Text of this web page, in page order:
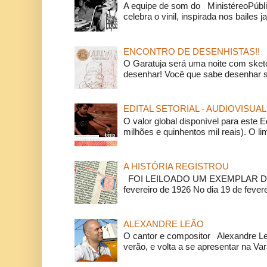
A equipe de som do
celebra o vinil, inspirada nos bailes
ENCONTRO DE DESENHISTAS!!
O Garatuja será uma noite com
desenhar! Você que sabe desenhar
EDITAL SETORIAL - AUDIOVISUAL
O valor global disponível para este
milhões e quinhentos mil reais). O
A HISTÓRIA REGISTROU
FOI LEILOADO UM EXEMPLAR
fevereiro de 1926 No dia 19 de
ALEXANDRE LEÃO
O cantor e compositor Alexandre
verão, e volta a se apresentar na